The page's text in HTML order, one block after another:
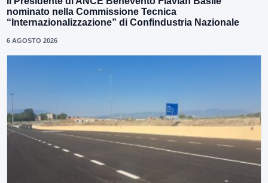
nominato nella Commissione Tecnica
“Internazionalizzazione” di Confindustria Nazionale
6 AGOSTO 2026